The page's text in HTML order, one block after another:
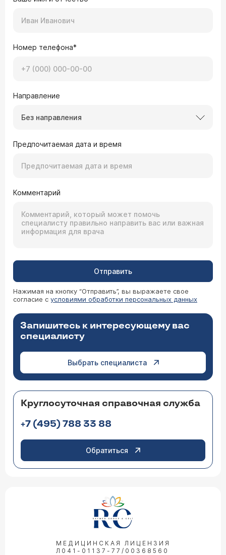
Номер телефона*
Направление
Без направления
Предпочитаемая дата и время
Комментарий
Отправить
Нажимая на кнопку “Отправить”, вы выражаете свое
согласие с условиями обработки персональных данных
Запишитесь к интересующему вас
специалисту
Выбрать специалиста
Круглосуточная справочная служба
+7 (495) 788 33 88
Обратиться
МЕДИЦИНСКАЯ ЛИЦЕНЗИЯ
Л041-01137-77/00368560